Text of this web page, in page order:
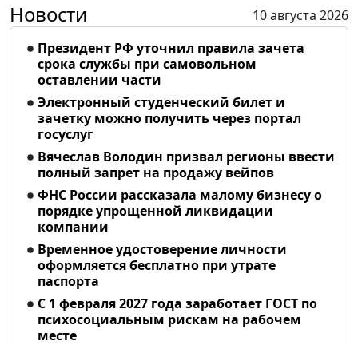
Новости
10 августа 2026
Президент РФ уточнил правила зачета
срока службы при самовольном
оставлении части
Электронный студенческий билет и
зачетку можно получить через портал
госуслуг
Вячеслав Володин призвал регионы ввести
полный запрет на продажу вейпов
ФНС России рассказала малому бизнесу о
порядке упрощенной ликвидации
компании
Временное удостоверение личности
оформляется бесплатно при утрате
паспорта
С 1 февраля 2027 года заработает ГОСТ по
психосоциальным рискам на рабочем
месте